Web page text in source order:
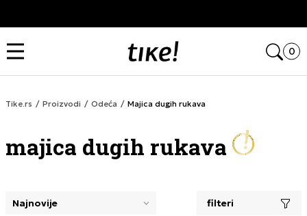
0
Tike.rs Proizvodi Odeća Majica dugih rukava
majica dugih rukava
selecting a filter closes the filters and loads new
filteri